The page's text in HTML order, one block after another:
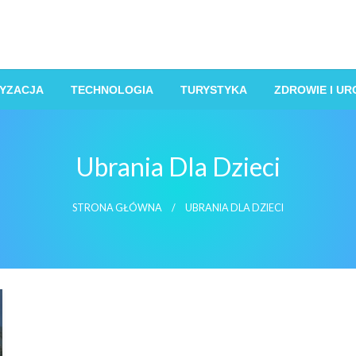
TECHNOLOGIA TURYSTYKA ZDROWIE I
Ubrania Dla Dzieci
STRONA GŁÓWNA UBRANIA DLA DZIECI